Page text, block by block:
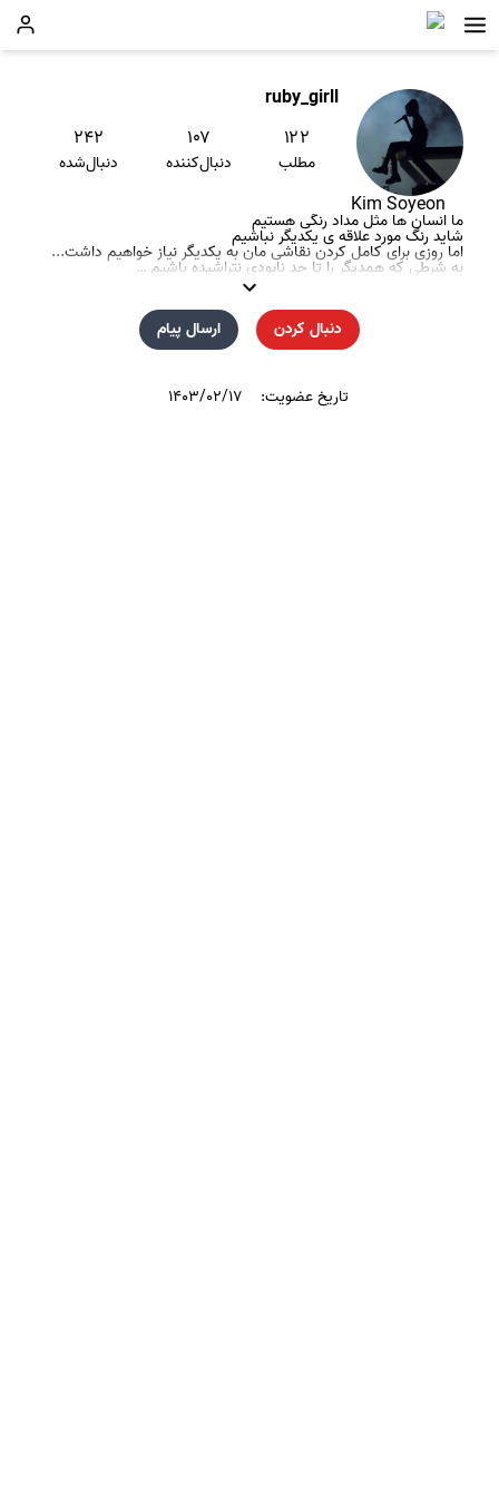
ruby_girll
۱۲۲
مطلب
۱۰۷
دنبال‌کننده
۲۴۲
دنبال‌شده
Kim Soyeon
ما انسان ها مثل مداد رنگی هستیم
شاید رنگ مورد علاقه ی یکدیگر نباشیم
اما روزی برای کامل کردن نقاشی مان به یکدیگر نیاز خواهیم داشت...
به شرطی که همدیگر را تا حد نابودی نتراشیده باشیم …
لطفا از دخترمم حمایت کنین!!!
دنبال کردن ارسال پیام
تاریخ عضویت: ۱۴۰۳/۰۲/۱۷